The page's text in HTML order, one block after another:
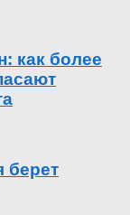
как более
берет